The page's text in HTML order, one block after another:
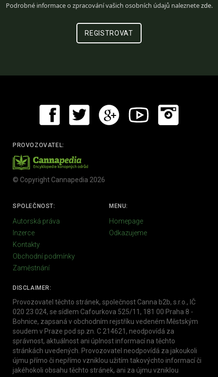
Podrobné informace o zpracování vašich osobních údajů naleznetezde.
PROVOZOVATEL:
© Copyright Cannapedia 2026
SPOLEČNOST:
Autorská práva
Inzerce
Kontakty
Obchodní podmínky
Zaměstnání
MENU:
Homepage
Odkazujeme
DISCLAIMER:
Provozovatel těchto stránek, společnost Canna b2b, s.r.o., IČ
020 23 024, se sídlem Cafourkova 525/11, 181 00 Praha 8 -
Bohnice, zapsaná v obchodním rejstříku vedeném Městským
soudem v Praze pod sp.zn. C 214621, neodpovídá za
správnost, aktuálnost ani úplnost informací na těchto
stránkách uvedených. Provozovatel neodpovídá za jakoukoli
újmu přímo či nepřímo vzniklou užitím takovýchto informací či
jakéhokoli obsahu těchto stránek, ani za újmu vzniklou